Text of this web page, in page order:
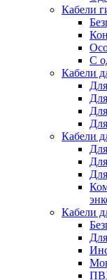
Кабели
С
Кабели
Кабели
Кабели